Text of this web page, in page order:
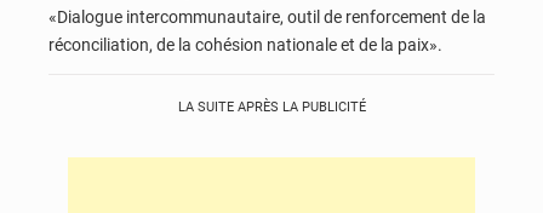
«Dialogue intercommunautaire, outil de renforcement de la
réconciliation, de la cohésion nationale et de la paix».
LA SUITE APRÈS LA PUBLICITÉ